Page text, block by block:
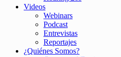
Videos
Webinars
Podcast
Entrevistas
Reportajes
¿Quiénes Somos?